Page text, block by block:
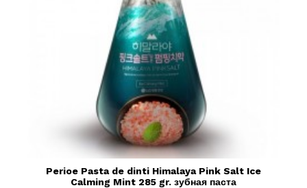
Perioe Pasta de dinti Himalaya Pink Salt Ice
Calming Mint 285 gr. зубная паста